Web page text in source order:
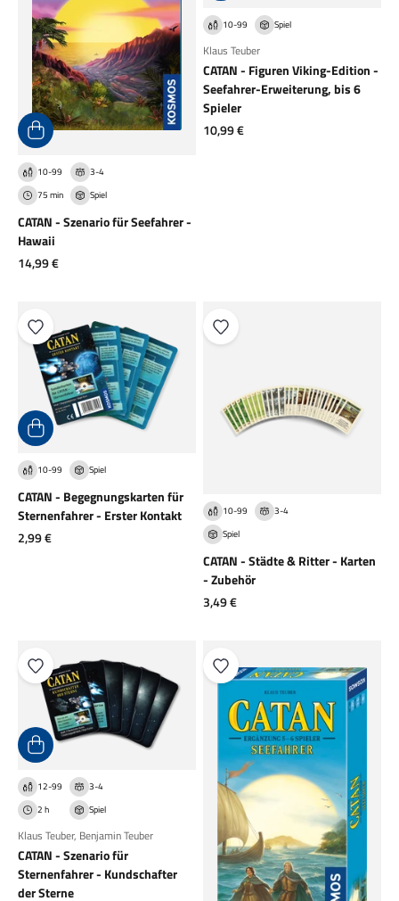
10-99
3-4
75 min
Spiel
CATAN - Szenario für Seefahrer -
Hawaii
Angebot
14,99 €
10-99 Spiel
Klaus Teuber
CATAN - Figuren Viking-Edition -
Seefahrer-Erweiterung, bis 6
Spieler
Angebot
10,99 €
10-99 Spiel
CATAN - Begegnungskarten für
Sternenfahrer - Erster Kontakt
Angebot
2,99 €
10-99
3-4
Spiel
CATAN - Städte & Ritter - Karten
- Zubehör
Angebot
3,49 €
12-99
3-4
2 h
Spiel
Klaus Teuber, Benjamin Teuber
CATAN - Szenario für
Sternenfahrer - Kundschafter
der Sterne